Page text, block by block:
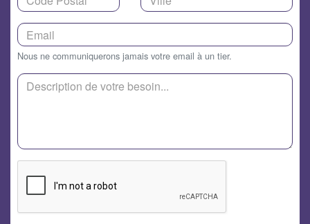
Nous ne communiquerons jamais votre email à un tier.